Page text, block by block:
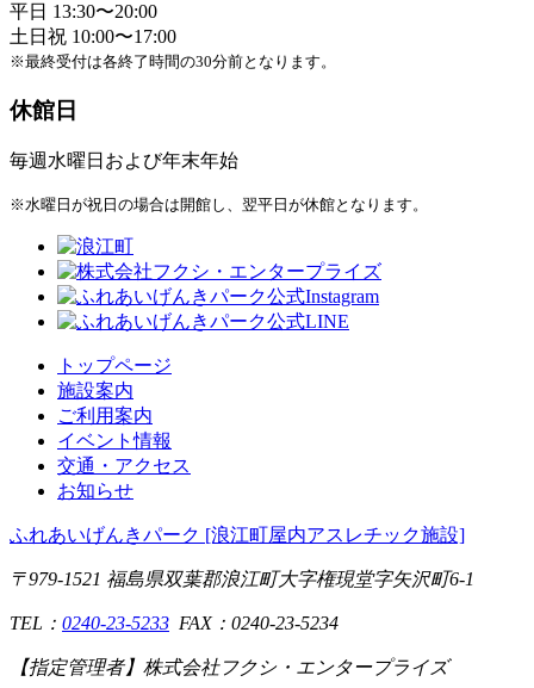
平日 13:30〜20:00
土日祝 10:00〜17:00
※最終受付は各終了時間の30分前となります。
休館日
毎週水曜日および年末年始
※水曜日が祝日の場合は開館し、翌平日が休館となります。
トップページ
施設案内
ご利用案内
イベント情報
交通・アクセス
お知らせ
ふれあいげんきパーク [浪江町屋内アスレチック施設]
〒979-1521 福島県双葉郡浪江町大字権現堂字矢沢町6-1
TEL： 0240-23-5233 FAX：0240-23-5234
【指定管理者】 株式会社フクシ・エンタープライズ